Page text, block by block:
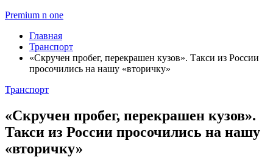
Premium n one
Главная
Транспорт
«Скручен пробег, перекрашен кузов». Такси из России
просочились на нашу «вторичку»
Транспорт
«Скручен пробег, перекрашен кузов».
Такси из России просочились на нашу
«вторичку»